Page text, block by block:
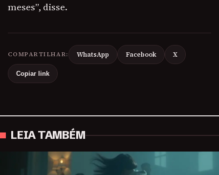
meses”, disse.
COMPARTILHAR: WhatsApp Facebook X
Copiar link
LEIA TAMBÉM